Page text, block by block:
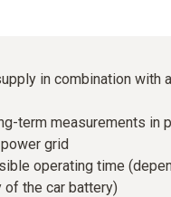
in combination with
term measurements in
grid
operating time
of the car battery)